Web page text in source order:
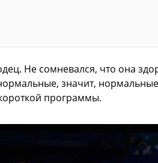
Не сомневался, что она
значит,
программы.